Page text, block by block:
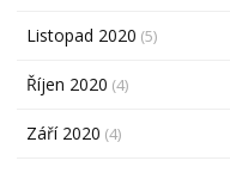
Listopad 2020 (5)
Říjen 2020 (4)
Září 2020 (4)